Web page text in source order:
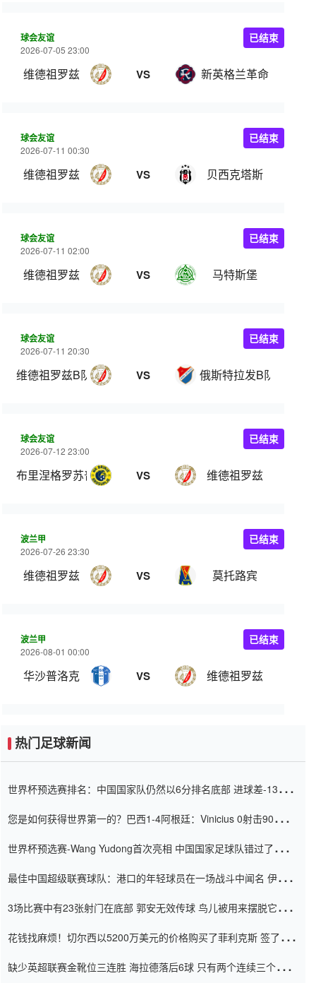
球会友谊
2026-07-05 23:00
维德祖罗兹 VS 新英格兰革命
已结束
球会友谊
2026-07-11 00:30
维德祖罗兹 VS 贝西克塔斯
已结束
球会友谊
2026-07-11 02:00
维德祖罗兹 VS 马特斯堡
已结束
球会友谊
2026-07-11 20:30
维德祖罗兹B队 VS 俄斯特拉发B队
已结束
球会友谊
2026-07-12 23:00
布里涅格罗苏普列 VS 维德祖罗兹
已结束
波兰甲
2026-07-26 23:30
维德祖罗兹 VS 莫托路宾
已结束
波兰甲
2026-08-01 00:00
华沙普洛克 VS 维德祖罗兹
已结束
热门足球新闻
世界杯预选赛排名：中国国家队仍然以6分排名底部 进球差-13令人
您是如何获得世界第一的？巴西1-4阿根廷：Vinicius 0射击90分钟
世界杯预选赛-Wang Yudong首次亮相 中国国家足球队错过了世界
最佳中国超级联赛球队：港口的年轻球员在一场战斗中闻名 伊万放
3场比赛中有23张射门在底部 郭安无效传球 鸟儿被用来摆脱它
花钱找麻烦！切尔西以5200万美元的价格购买了菲利克斯 签了7年
缺少英超联赛金靴位三连胜 海拉德落后6球 只有两个连续三个连续